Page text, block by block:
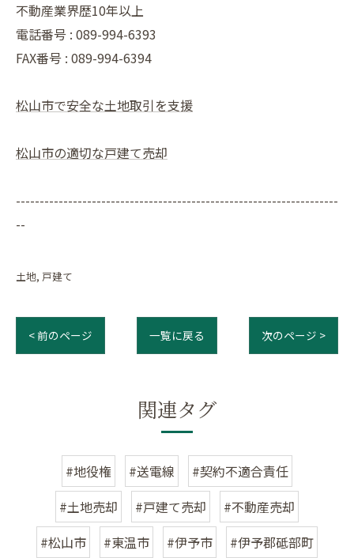
不動産業界歴10年以上
電話番号 : 089-994-6393
FAX番号 : 089-994-6394
松山市で安全な土地取引を支援
松山市の適切な戸建て売却
--------------------------------------------------------------------
--
土地 戸建て
< 前のページ 一覧に戻る 次のページ >
関連タグ
#地役権 #送電線
#契約不適合責任
#土地売却
#戸建て売却
#不動産売却
#松山市
#東温市 #伊予市
#伊予郡砥部町